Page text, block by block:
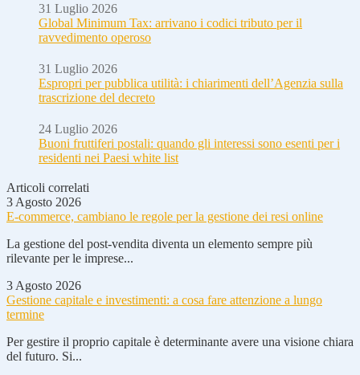
31 Luglio 2026
Global Minimum Tax: arrivano i codici tributo per il
ravvedimento operoso
31 Luglio 2026
Espropri per pubblica utilità: i chiarimenti dell’Agenzia sulla
trascrizione del decreto
24 Luglio 2026
Buoni fruttiferi postali: quando gli interessi sono esenti per i
residenti nei Paesi white list
Articoli correlati
3 Agosto 2026
E-commerce, cambiano le regole per la gestione dei resi online
La gestione del post-vendita diventa un elemento sempre più
rilevante per le imprese...
3 Agosto 2026
Gestione capitale e investimenti: a cosa fare attenzione a lungo
termine
Per gestire il proprio capitale è determinante avere una visione chiara
del futuro. Si...